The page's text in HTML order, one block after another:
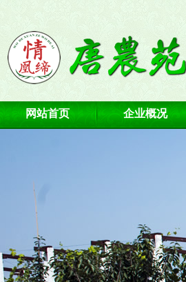
网站首页 企业概况